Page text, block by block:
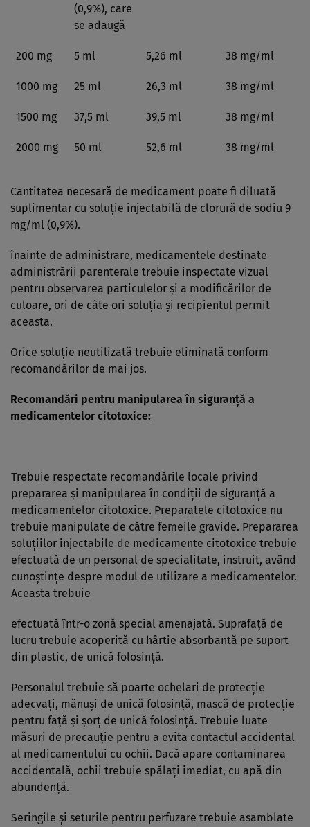
(0,9%), care
se adaugă
200 mg 5 ml 5,26 ml 38 mg/ml
1000 mg 25 ml 26,3 ml 38 mg/ml
1500 mg 37,5 ml 39,5 ml 38 mg/ml
2000 mg 50 ml 52,6 ml 38 mg/ml
Cantitatea necesară de medicament poate fi diluată
suplimentar cu soluţie injectabilă de clorură de sodiu 9
mg/ml (0,9%).
înainte de administrare, medicamentele destinate
administrării parenterale trebuie inspectate vizual
pentru observarea particulelor şi a modificărilor de
culoare, ori de câte ori soluţia şi recipientul permit
aceasta.
Orice soluţie neutilizată trebuie eliminată conform
recomandărilor de mai jos.
Recomandări pentru manipularea în siguranţă a
medicamentelor citotoxice:
Trebuie respectate recomandările locale privind
prepararea şi manipularea în condiţii de siguranţă a
medicamentelor citotoxice. Preparatele citotoxice nu
trebuie manipulate de către femeile gravide. Prepararea
soluţiilor injectabile de medicamente citotoxice trebuie
efectuată de un personal de specialitate, instruit, având
cunoştinţe despre modul de utilizare a medicamentelor.
Aceasta trebuie
efectuată într-o zonă special amenajată. Suprafaţă de
lucru trebuie acoperită cu hârtie absorbantă pe suport
din plastic, de unică folosinţă.
Personalul trebuie să poarte ochelari de protecţie
adecvaţi, mănuşi de unică folosinţă, mască de protecţie
pentru faţă şi şorţ de unică folosinţă. Trebuie luate
măsuri de precauţie pentru a evita contactul accidental
al medicamentului cu ochii. Dacă apare contaminarea
accidentală, ochii trebuie spălaţi imediat, cu apă din
abundenţă.
Seringile şi seturile pentru perfuzare trebuie asamblate